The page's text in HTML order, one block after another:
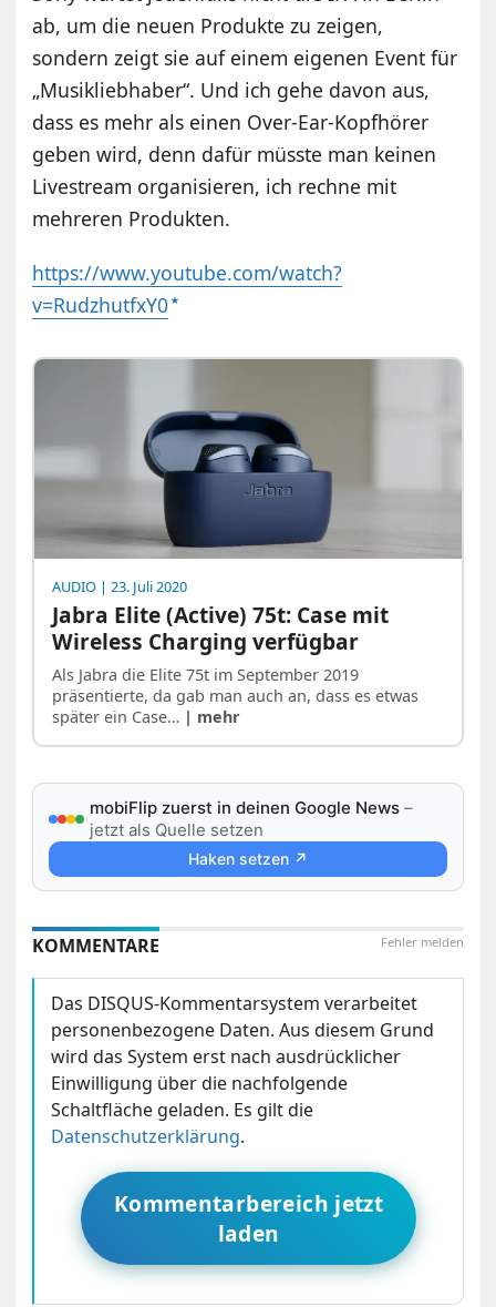
ab, um die neuen Produkte zu zeigen,
sondern zeigt sie auf einem eigenen Event für
„Musikliebhaber“. Und ich gehe davon aus,
dass es mehr als einen Over-Ear-Kopfhörer
geben wird, denn dafür müsste man keinen
Livestream organisieren, ich rechne mit
mehreren Produkten.
https://www.youtube.com/watch?
v=RudzhutfxY0
AUDIO | 23. Juli 2020
Jabra Elite (Active) 75t: Case mit
Wireless Charging verfügbar
Als Jabra die Elite 75t im September 2019
präsentierte, da gab man auch an, dass es etwas
später ein Case… | mehr
mobiFlip zuerst in deinen Google News –
jetzt als Quelle setzen
Haken setzen ↗
Fehler melden
KOMMENTARE
Das DISQUS-Kommentarsystem verarbeitet
personenbezogene Daten. Aus diesem Grund
wird das System erst nach ausdrücklicher
Einwilligung über die nachfolgende
Schaltfläche geladen. Es gilt die
Datenschutzerklärung.
Kommentarbereich jetzt
laden